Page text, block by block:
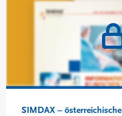
SIMDAX – österreichische